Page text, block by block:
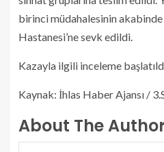
birinci müdahalesinin
Hastanesi’ne sevk edildi.
Kazayla ilgili inceleme
Kaynak: İhlas Haber Ajansı /
About The